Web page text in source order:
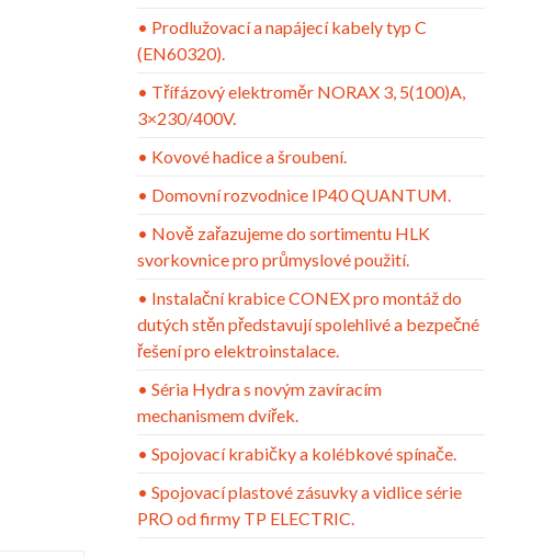
• Prodlužovací a napájecí kabely typ C
(EN60320).
• Třífázový elektroměr NORAX 3, 5(100)A,
3×230/400V.
• Kovové hadice a šroubení.
• Domovní rozvodnice IP40 QUANTUM.
• Nově zařazujeme do sortimentu HLK
svorkovnice pro průmyslové použití.
• Instalační krabice CONEX pro montáž do
dutých stěn představují spolehlivé a bezpečné
řešení pro elektroinstalace.
• Séria Hydra s novým zavíracím
mechanismem dvířek.
• Spojovací krabičky a kolébkové spínače.
• Spojovací plastové zásuvky a vidlice série
PRO od firmy TP ELECTRIC.